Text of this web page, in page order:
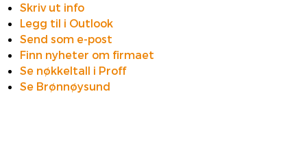
Skriv ut info
Legg til i Outlook
Send som e-post
Finn nyheter om firmaet
Se nøkkeltall i Proff
Se Brønnøysund